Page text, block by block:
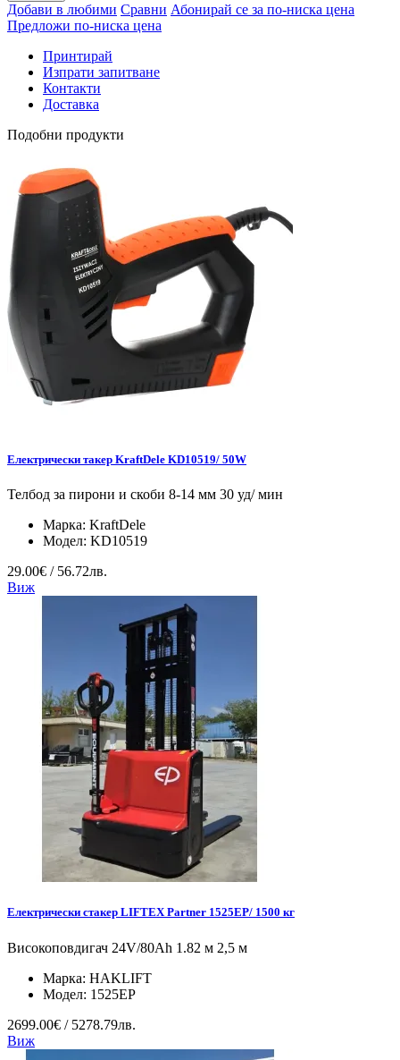
Добави в любими Сравни Абонирай се за по-ниска цена
Предложи по-ниска цена
Принтирай
Изпрати запитване
Контакти
Доставка
Подобни продукти
Електрически такер KraftDele KD10519/ 50W
Телбод за пирони и скоби 8-14 мм 30 уд/ мин
Марка: KraftDele
Модел: KD10519
29.00€ / 56.72лв.
Виж
Електрически стакер LIFTEX Partner 1525EP/ 1500 кг
Високоповдигач 24V/80Ah 1.82 м 2,5 м
Марка: HAKLIFT
Модел: 1525EP
2699.00€ / 5278.79лв.
Виж